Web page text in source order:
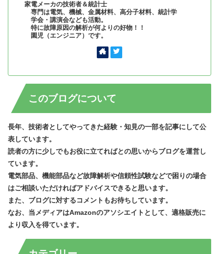
家電メーカの技術者＆統計士
専門は電気、機械、金属材料、高分子材料、統計学
学会・講演会なども活動。
特に故障原因の解析が何よりの好物！！
園児（エンジニア）です。
このブログについて
長年、技術者としてやってきた経験・知見の一部を記事にして公
表しています。
読者の方に少しでもお役に立てればとの思いからブログを運営し
ています。
電気部品、機能部品など故障解析や信頼性試験などで困りの場合
はご相談いただければアドバイスできると思います。
また、ブログに対するコメントもお待ちしています。
なお、当メディアはAmazonのアソシエイトとして、適格販売に
より収入を得ています。